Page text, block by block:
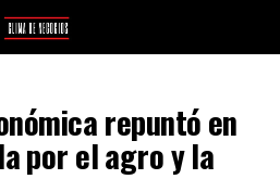
repuntó en
por el agro y la